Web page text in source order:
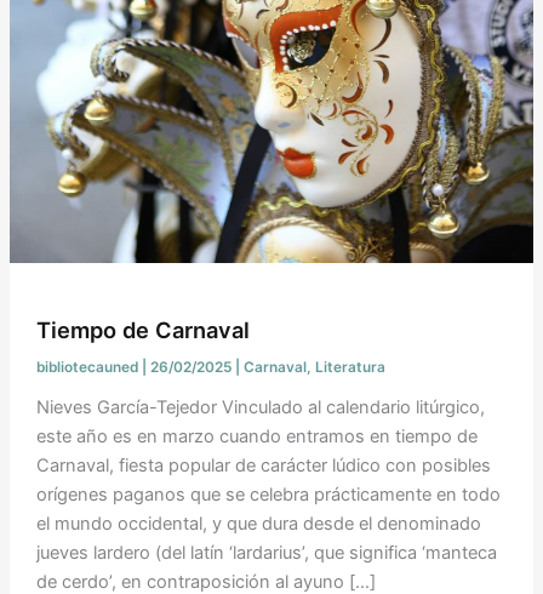
Tiempo de Carnaval
bibliotecauned 26/02/2025 Carnaval, Literatura
Nieves García-Tejedor Vinculado al calendario litúrgico,
este año es en marzo cuando entramos en tiempo de
Carnaval, fiesta popular de carácter lúdico con posibles
orígenes paganos que se celebra prácticamente en todo
el mundo occidental, y que dura desde el denominado
jueves lardero (del latín ‘lardarius’, que significa ‘manteca
de cerdo’, en contraposición al ayuno […]